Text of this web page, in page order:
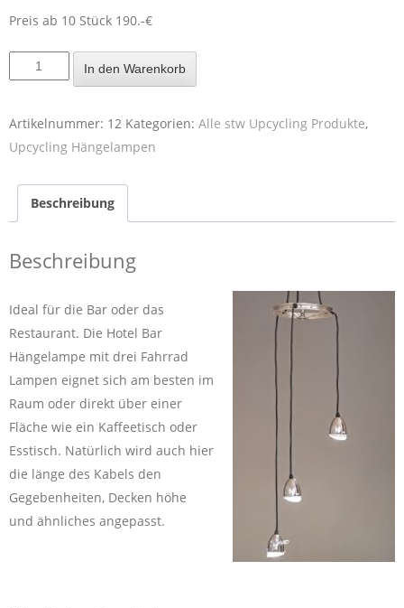
Preis ab 10 Stück 190.-€
In den Warenkorb
Artikelnummer: 12 Kategorien: Alle stw Upcycling Produkte,
Upcycling Hängelampen
Beschreibung
Beschreibung
Ideal für die Bar oder das
Restaurant. Die Hotel Bar
Hängelampe mit drei Fahrrad
Lampen eignet sich am besten im
Raum oder direkt über einer
Fläche wie ein Kaffeetisch oder
Esstisch. Natürlich wird auch hier
die länge des Kabels den
Gegebenheiten, Decken höhe
und ähnliches angepasst.